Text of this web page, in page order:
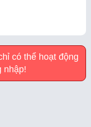
có thể hoạt động
nhập!